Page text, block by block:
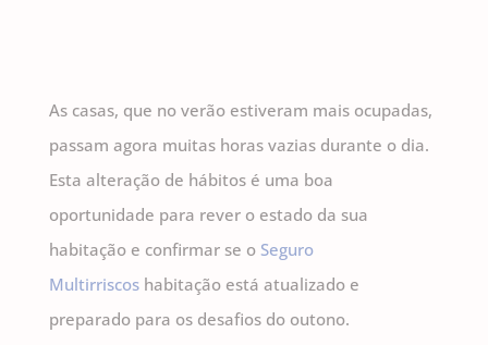
As casas, que no verão estiveram mais ocupadas,
passam agora muitas horas vazias durante o dia.
Esta alteração de hábitos é uma boa
oportunidade para rever o estado da sua
habitação e confirmar se o Seguro
Multirriscoshabitação está atualizado e
preparado para os desafios do outono.